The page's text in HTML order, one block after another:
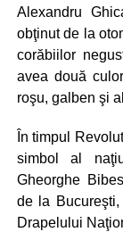
Alexandru
obţinut de la
corăbiilor
avea două
roşu, galben şi
În timpul
simbol al
Gheorghe
de la
Drapelului